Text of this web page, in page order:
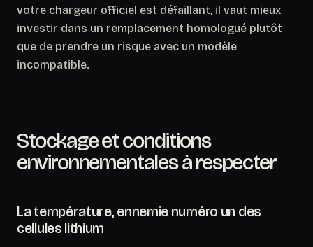
votre chargeur officiel est défaillant, il vaut mieux
investir dans un remplacement homologué plutôt
que de prendre un risque avec un modèle
incompatible.
Stockage et conditions
environnementales à respecter
La température, ennemie numéro un des
cellules lithium